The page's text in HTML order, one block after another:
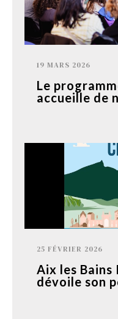
19 MARS 2026
Le
accueille de
25 FÉVRIER 2026
Aix les Bains
dévoile son